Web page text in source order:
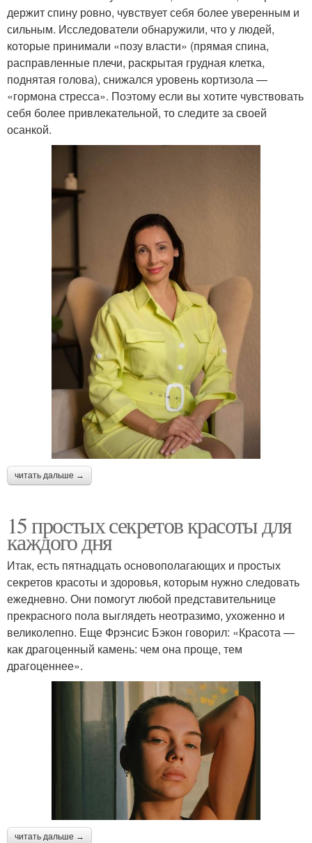
держит спину ровно, чувствует себя более уверенным и
сильным. Исследователи обнаружили, что у людей,
которые принимали «позу власти» (прямая спина,
расправленные плечи, раскрытая грудная клетка,
поднятая голова), снижался уровень кортизола —
«гормона стресса». Поэтому если вы хотите чувствовать
себя более привлекательной, то следите за своей
осанкой.
читать дальше →
15 простых секретов красоты для
каждого дня
Итак, есть пятнадцать основополагающих и простых
секретов красоты и здоровья, которым нужно следовать
ежедневно. Они помогут любой представительнице
прекрасного пола выглядеть неотразимо, ухоженно и
великолепно. Еще Фрэнсис Бэкон говорил: «Красота —
как драгоценный камень: чем она проще, тем
драгоценнее».
читать дальше →